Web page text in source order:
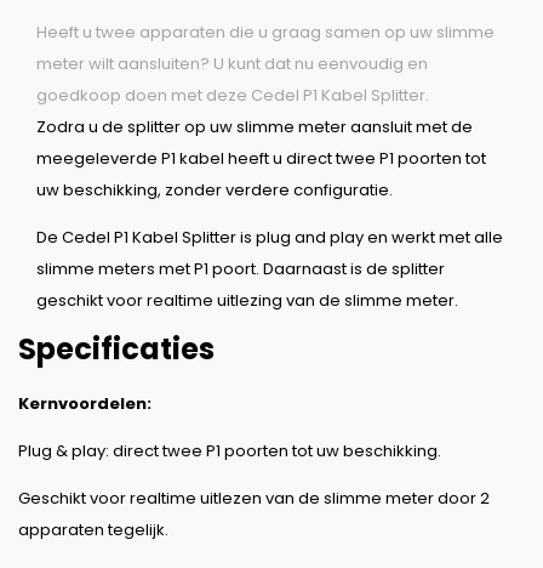
Heeft u twee apparaten die u graag samen op uw slimme
meter wilt aansluiten? U kunt dat nu eenvoudig en
goedkoop doen met deze Cedel P1 Kabel Splitter.
Zodra u de splitter op uw slimme meter aansluit met de
meegeleverde P1 kabel heeft u direct twee P1 poorten tot
uw beschikking, zonder verdere configuratie.
De Cedel P1 Kabel Splitter is plug and play en werkt met alle
slimme meters met P1 poort. Daarnaast is de splitter
geschikt voor realtime uitlezing van de slimme meter.
Specificaties
Kernvoordelen:
Plug & play: direct twee P1 poorten tot uw beschikking.
Geschikt voor realtime uitlezen van de slimme meter door 2
apparaten tegelijk.